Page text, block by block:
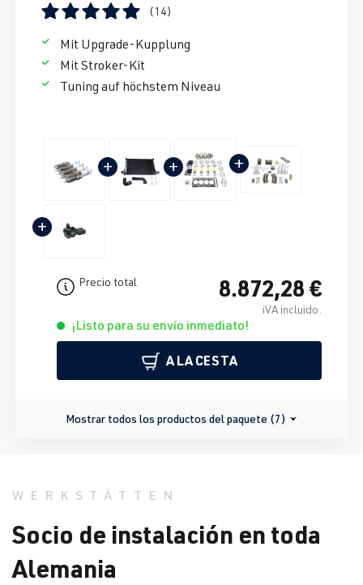
(14)
Mit Upgrade-Kupplung
Mit Stroker-Kit
Tuning auf höchstem Niveau
+ + +
+
Precio total 8.872,28 €
iVA incluido.
¡Listo para su envío inmediato!
A LA CESTA
Mostrar todos los productos del paquete (7)
WERKSTÄTTEN
Socio de instalación en toda
Alemania